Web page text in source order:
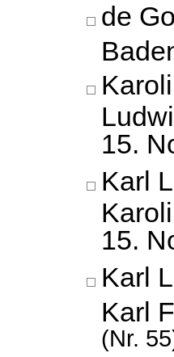
de
15.
Karl
15.
Karl
Karl
(Nr.